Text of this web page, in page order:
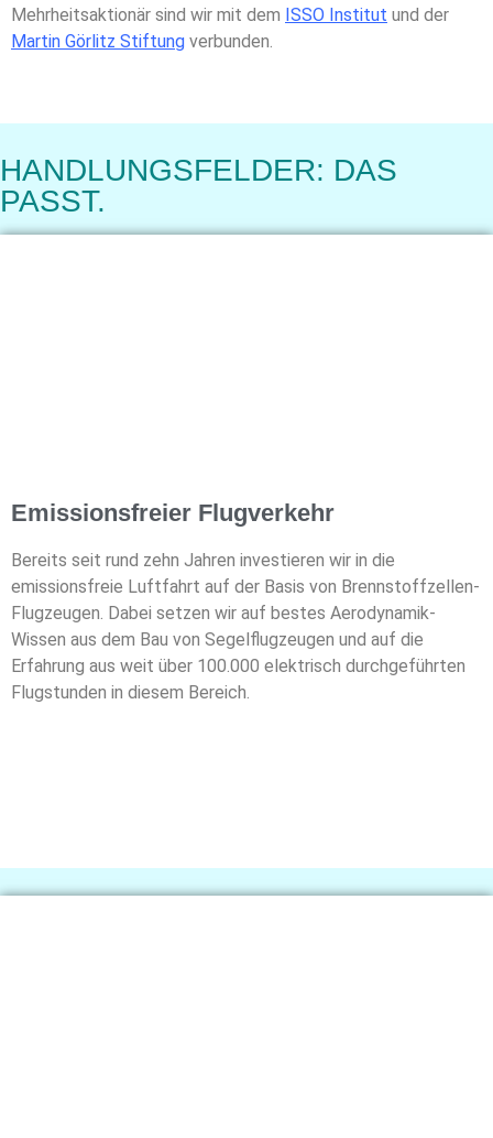
Mehrheitsaktionär sind wir mit dem ISSO Institut und der
Martin Görlitz Stiftung verbunden.
HANDLUNGSFELDER: DAS
PASST.
Emissionsfreier Flugverkehr
Bereits seit rund zehn Jahren investieren wir in die
emissionsfreie Luftfahrt auf der Basis von Brennstoffzellen-
Flugzeugen. Dabei setzen wir auf bestes Aerodynamik-
Wissen aus dem Bau von Segelflugzeugen und auf die
Erfahrung aus weit über 100.000 elektrisch durchgeführten
Flugstunden in diesem Bereich.